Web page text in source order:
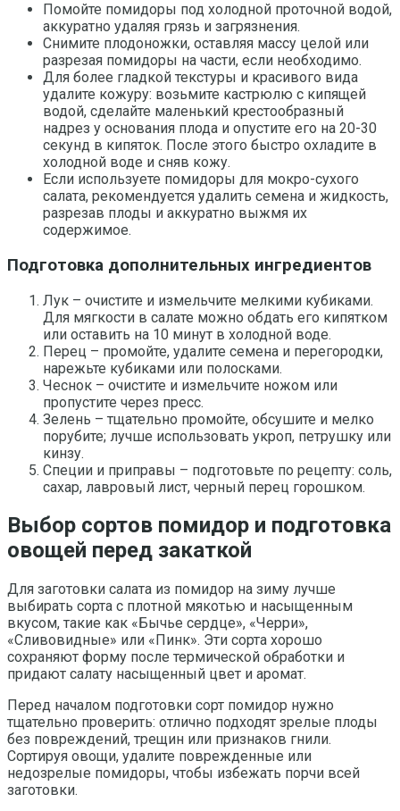
Помойте помидоры под холодной проточной водой,
аккуратно удаляя грязь и загрязнения.
Снимите плодоножки, оставляя массу целой или
разрезая помидоры на части, если необходимо.
Для более гладкой текстуры и красивого вида
удалите кожуру: возьмите кастрюлю с кипящей
водой, сделайте маленький крестообразный
надрез у основания плода и опустите его на 20-30
секунд в кипяток. После этого быстро охладите в
холодной воде и сняв кожу.
Если используете помидоры для мокро-сухого
салата, рекомендуется удалить семена и жидкость,
разрезав плоды и аккуратно выжмя их
содержимое.
Подготовка дополнительных ингредиентов
Лук – очистите и измельчите мелкими кубиками.
Для мягкости в салате можно обдать его кипятком
или оставить на 10 минут в холодной воде.
Перец – промойте, удалите семена и перегородки,
нарежьте кубиками или полосками.
Чеснок – очистите и измельчите ножом или
пропустите через пресс.
Зелень – тщательно промойте, обсушите и мелко
порубите; лучше использовать укроп, петрушку или
кинзу.
Специи и приправы – подготовьте по рецепту: соль,
сахар, лавровый лист, черный перец горошком.
Выбор сортов помидор и подготовка
овощей перед закаткой
Для заготовки салата из помидор на зиму лучше
выбирать сорта с плотной мякотью и насыщенным
вкусом, такие как «Бычье сердце», «Черри»,
«Сливовидные» или «Пинк». Эти сорта хорошо
сохраняют форму после термической обработки и
придают салату насыщенный цвет и аромат.
Перед началом подготовки сорт помидор нужно
тщательно проверить: отлично подходят зрелые плоды
без повреждений, трещин или признаков гнили.
Сортируя овощи, удалите поврежденные или
недозрелые помидоры, чтобы избежать порчи всей
заготовки.